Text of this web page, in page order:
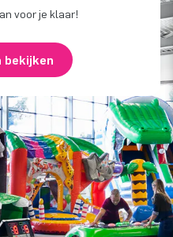
voor je klaar!
bekijken